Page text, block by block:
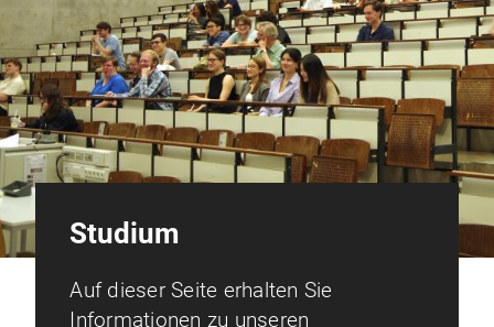
Studium
Auf dieser Seite erhalten Sie
Informationen zu unseren